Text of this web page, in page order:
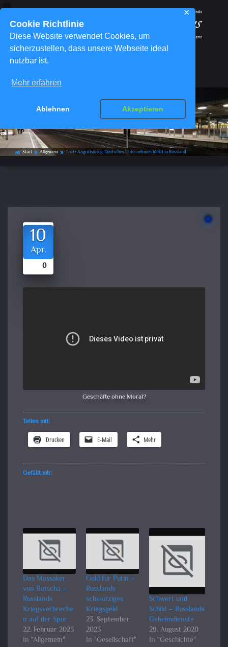
Cookie Richtlinie
Diese Website verwendet Cookies, um
sicherzustellen, dass unsere Webseite ideal
nutzbar ist.
Mehr erfahren
Ablehnen Akzeptieren
✕
Trotz Angriffskrieg: Deutsches
Unternehmen bleibt in Russland
home_work Start double_arrow Allgemein double_arrow Trotz Angriffskrieg: Deutsches Unternehmen bleibt in Russland
10
Apr.
0
Geschäfte ohne Moral?
Teilen mit:
Drucken E-Mail Mehr
Gefällt mir:
Das Massaker
von Butscha –
Russlands
Kriegsverbreche
n auf der Spur
22. Februar 2023
In "Allgemein"
Gold für Putin –
Russlands
schmutziges
Kriegsgeld
23. September
2023
In "Gesellschaft"
Schwert und
Schild – Russlands
Geheimdienste
29. August 2020
In "Geschichte"